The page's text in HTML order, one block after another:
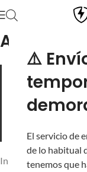
⚠️
El servicio de
de lo habitual
tenemos que
Avengers
Avengers
mundo del
indumentaria
marca confiable
hasta los
Inicio